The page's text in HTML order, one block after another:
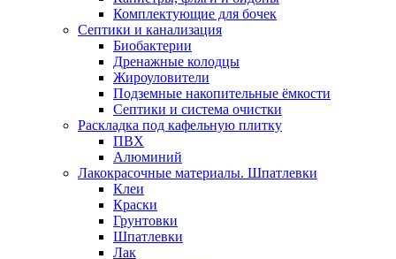
Комплектующие для бочек
Септики и канализация
Биобактерии
Дренажные колодцы
Жироуловители
Подземные накопительные ёмкости
Септики и система очистки
Раскладка под кафельную плитку
ПВХ
Алюминий
Лакокрасочные материалы. Шпатлевки
Клеи
Краски
Грунтовки
Шпатлевки
Лак